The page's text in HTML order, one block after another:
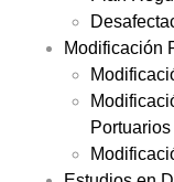
Modificación